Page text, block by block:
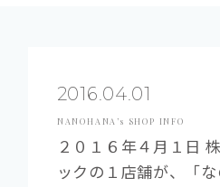
2016.04.01
NANOHANA’s SHOP INFO
２０１６年４月１日
ックの１店舗が、「